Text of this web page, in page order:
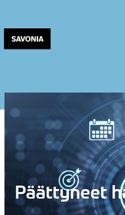
Päättyneet